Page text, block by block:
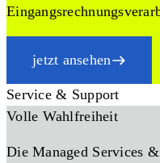
jetzt ansehen
Service & Support
Volle Wahlfreiheit
Die Managed Services